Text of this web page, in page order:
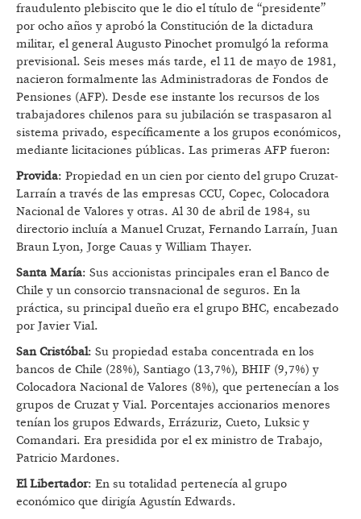
fraudulento plebiscito que le dio el título de “presidente”
por ocho años y aprobó la Constitución de la dictadura
militar, el general Augusto Pinochet promulgó la reforma
previsional. Seis meses más tarde, el 11 de mayo de 1981,
nacieron formalmente las Administradoras de Fondos de
Pensiones (AFP). Desde ese instante los recursos de los
trabajadores chilenos para su jubilación se traspasaron al
sistema privado, específicamente a los grupos económicos,
mediante licitaciones públicas. Las primeras AFP fueron:
Provida: Propiedad en un cien por ciento del grupo Cruzat-
Larraín a través de las empresas CCU, Copec, Colocadora
Nacional de Valores y otras. Al 30 de abril de 1984, su
directorio incluía a Manuel Cruzat, Fernando Larraín, Juan
Braun Lyon, Jorge Cauas y William Thayer.
Santa María: Sus accionistas principales eran el Banco de
Chile y un consorcio transnacional de seguros. En la
práctica, su principal dueño era el grupo BHC, encabezado
por Javier Vial.
San Cristóbal: Su propiedad estaba concentrada en los
bancos de Chile (28%), Santiago (13,7%), BHIF (9,7%) y
Colocadora Nacional de Valores (8%), que pertenecían a los
grupos de Cruzat y Vial. Porcentajes accionarios menores
tenían los grupos Edwards, Errázuriz, Cueto, Luksic y
Comandari. Era presidida por el ex ministro de Trabajo,
Patricio Mardones.
El Libertador: En su totalidad pertenecía al grupo
económico que dirigía Agustín Edwards.